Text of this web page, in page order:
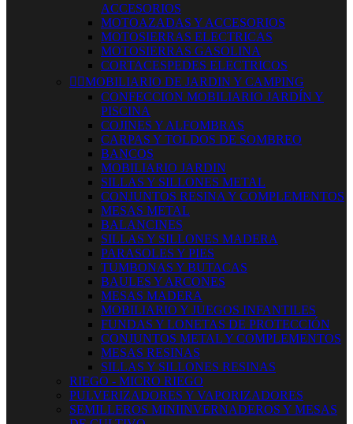
ACCESORIOS
MOTOAZADAS Y ACCESORIOS
MOTOSIERRAS ELECTRICAS
MOTOSIERRAS GASOLINA
CORTACESPEDES ELECTRICOS
 MOBILIARIO DE JARDIN Y CAMPING
CONFECCION MOBILIARIO JARDÍN Y
PISCINA
COJINES Y ALFOMBRAS
CARPAS Y TOLDOS DE SOMBREO
BANCOS
MOBILIARIO JARDIN
SILLAS Y SILLONES METAL
CONJUNTOS RESINA Y COMPLEMENTOS
MESAS METAL
BALANCINES
SILLAS Y SILLONES MADERA
PARASOLES Y PIES
TUMBONAS Y BUTACAS
BAULES Y ARCONES
MESAS MADERA
MOBILIARIO Y JUEGOS INFANTILES
FUNDAS Y LONETAS DE PROTECCIÓN
CONJUNTOS METAL Y COMPLEMENTOS
MESAS RESINAS
SILLAS Y SILLONES RESINAS
RIEGO - MICRO RIEGO
PULVERIZADORES Y VAPORIZADORES
SEMILLEROS MINIINVERNADEROS Y MESAS